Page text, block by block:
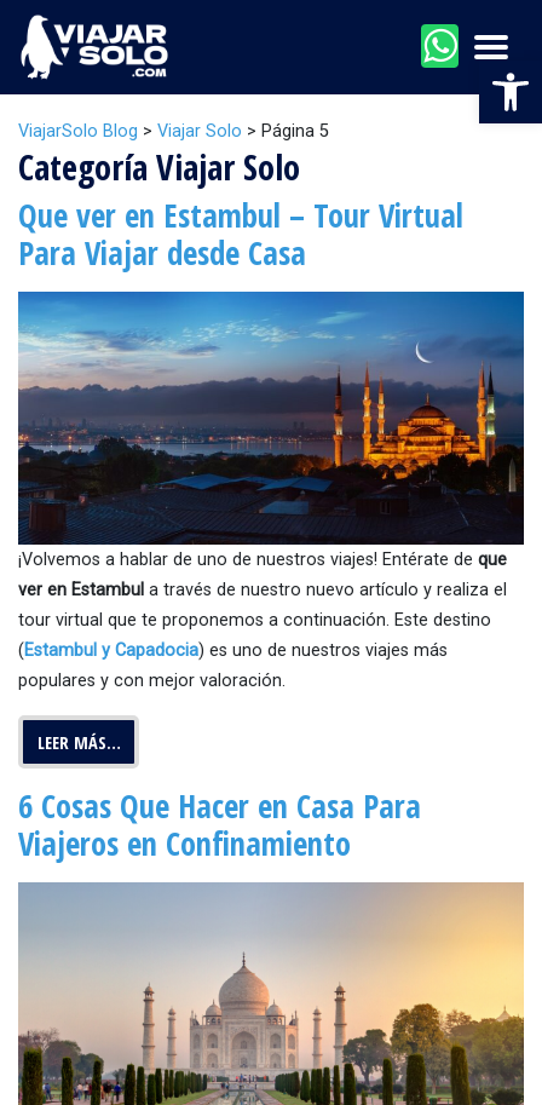
ViajarSolo Blog > Viajar Solo > Página 5
Categoría Viajar Solo
Que ver en Estambul – Tour Virtual
Para Viajar desde Casa
¡Volvemos a hablar de uno de nuestros viajes! Entérate de que
ver en Estambul a través de nuestro nuevo artículo y realiza el
tour virtual que te proponemos a continuación. Este destino
(Estambul y Capadocia) es uno de nuestros viajes más
populares y con mejor valoración.
LEER MÁS…
6 Cosas Que Hacer en Casa Para
Viajeros en Confinamiento